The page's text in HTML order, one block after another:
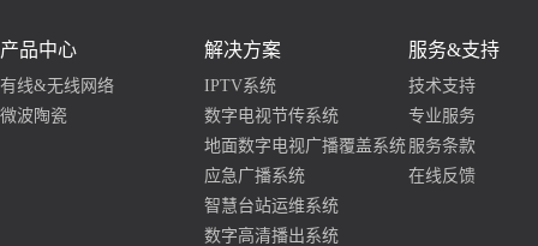
产品中心
有线&无线网络
微波陶瓷
解决方案
IPTV系统
数字电视节传系统
地面数字电视广播覆盖系统
应急广播系统
智慧台站运维系统
数字高清播出系统
服务&支持
技术支持
专业服务
服务条款
在线反馈